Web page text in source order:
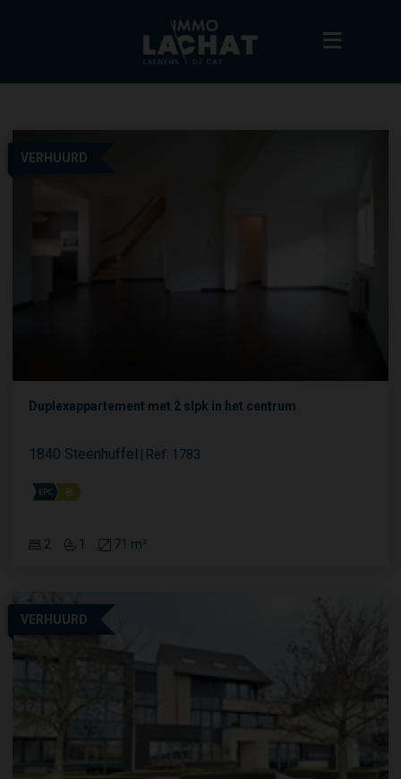
VERHUURD
Duplexappartement met 2 slpk in het centrum
1840 Steenhuffel Ref: 1783
2 1 71 m²
VERHUURD